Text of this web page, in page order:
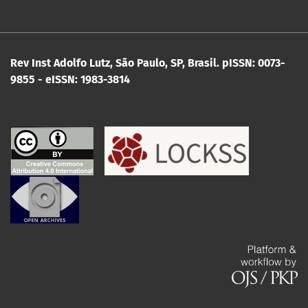
Rev Inst Adolfo Lutz, São Paulo, SP, Brasil. pISSN: 0073-
9855 - eISSN: 1983-3814